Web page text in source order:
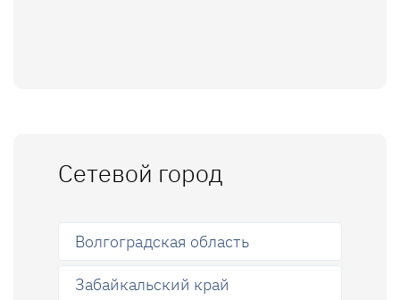
Сетевой город
Волгоградская область
Забайкальский край